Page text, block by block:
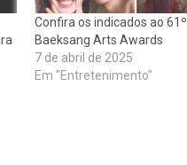
Confira os indicados ao 61º
Baeksang Arts Awards
7 de abril de 2025
Em "Entretenimento"